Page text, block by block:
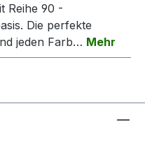
Reihe 90 -
Die perfekte
jeden Farb… Mehr